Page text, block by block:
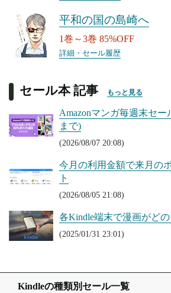
平和の国の島崎へ
1巻～3巻 85%OFF
詳細・セール履歴
セール本 記事 もっと見る
Amazonマンガ毎週末セ
まで)
(2026/08/07 20:08)
今月の利用金額で来月の
ト
(2026/08/05 21:08)
各Kindle端末で漫画がど
(2025/01/31 23:01)
Kindleの種類別セール一覧